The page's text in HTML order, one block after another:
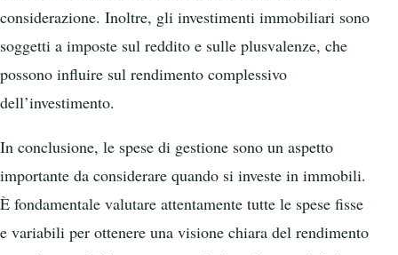
considerazione. Inoltre, gli investimenti immobiliari sono
soggetti a imposte sul reddito e sulle plusvalenze, che
possono influire sul rendimento complessivo
dell’investimento.
In conclusione, le spese di gestione sono un aspetto
importante da considerare quando si investe in immobili.
È fondamentale valutare attentamente tutte le spese fisse
e variabili per ottenere una visione chiara del rendimento